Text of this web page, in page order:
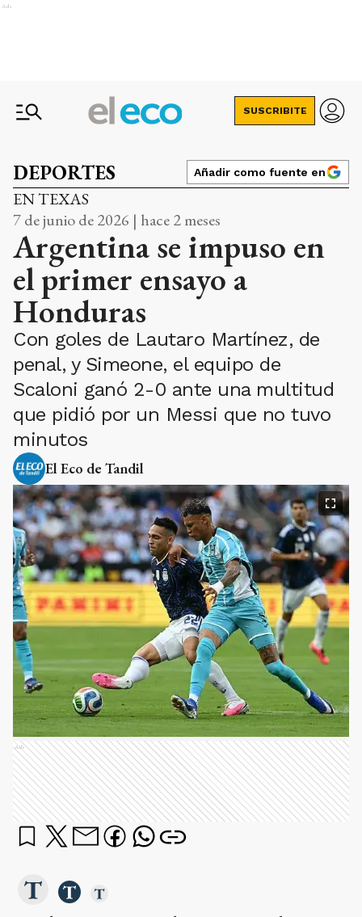
Ads
SUSCRIBITE
DEPORTES Añadir como fuente en
EN TEXAS
7 de junio de 2026 | hace 2 meses
Argentina se impuso en
el primer ensayo a
Honduras
Con goles de Lautaro Martínez, de
penal, y Simeone, el equipo de
Scaloni ganó 2-0 ante una multitud
que pidió por un Messi que no tuvo
minutos
El Eco de Tandil
Ads